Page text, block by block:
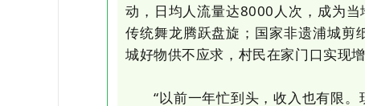
动，日均人流量达8000人次，成为当
传统舞龙腾跃盘旋；国家非遗浦城剪
城好物供不应求，村民在家门口实现增
“以前一年忙到头，收入也有限。